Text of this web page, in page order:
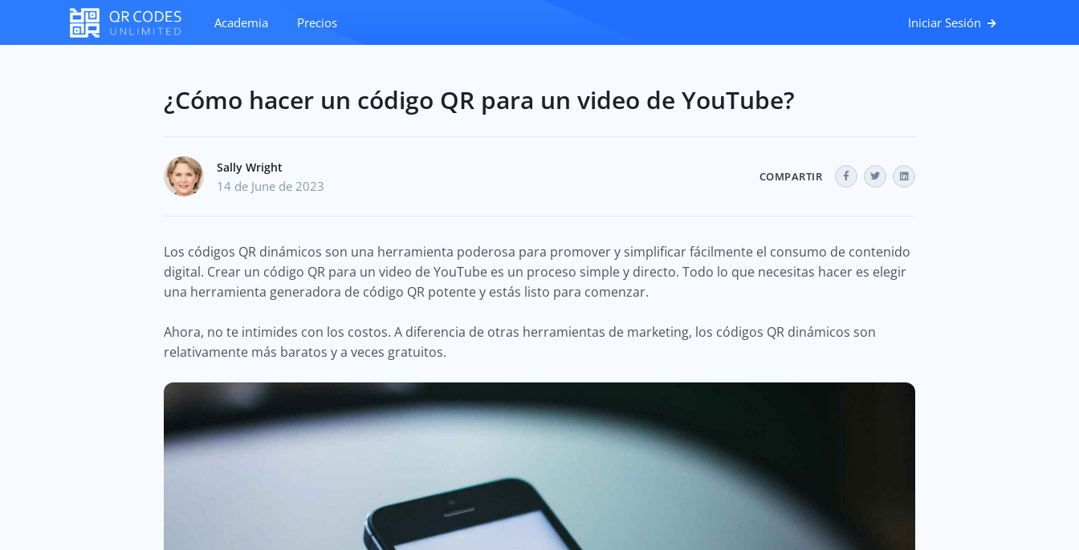
Academia Precios Iniciar Sesión
¿Cómo hacer un código QR para un video de YouTube?
Sally Wright
14 de June de 2023
COMPARTIR
Los códigos QR dinámicos son una herramienta poderosa para promover y simplificar fácilmente el consumo de contenido
digital. Crear un código QR para un video de YouTube es un proceso simple y directo. Todo lo que necesitas hacer es elegir
una herramienta generadora de código QR potente y estás listo para comenzar.
Ahora, no te intimides con los costos. A diferencia de otras herramientas de marketing, los códigos QR dinámicos son
relativamente más baratos y a veces gratuitos.